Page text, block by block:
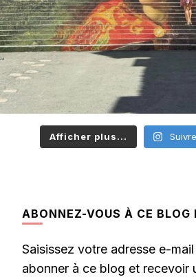
Afficher plus...
ABONNEZ-VOUS À CE BLOG
Saisissez votre adresse e-
abonner à ce blog et recevoir